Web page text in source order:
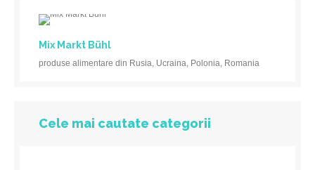
Mix Markt Bühl
produse alimentare din Rusia, Ucraina, Polonia, Romania
Cele mai cautate categorii